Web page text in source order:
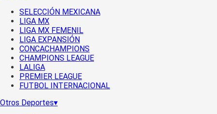
SELECCIÓN MEXICANA
LIGA MX
LIGA MX FEMENIL
LIGA EXPANSIÓN
CONCACHAMPIONS
CHAMPIONS LEAGUE
LALIGA
PREMIER LEAGUE
FUTBOL INTERNACIONAL
Otros Deportes▾